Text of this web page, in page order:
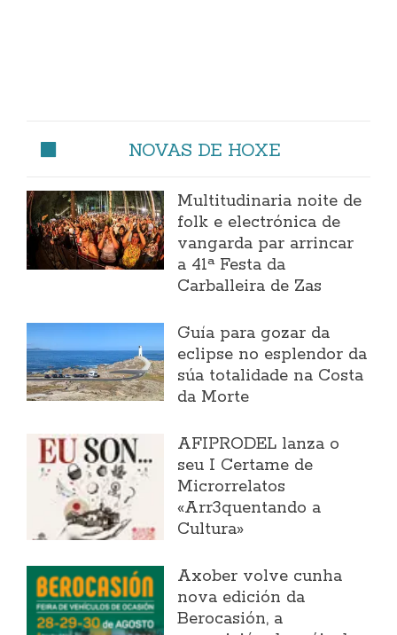
NOVAS DE HOXE
Multitudinaria noite de
folk e electrónica de
vangarda par arrincar
a 41ª Festa da
Carballeira de Zas
Guía para gozar da
eclipse no esplendor da
súa totalidade na Costa
da Morte
AFIPRODEL lanza o
seu I Certame de
Microrrelatos
«Arr3quentando a
Cultura»
Axober volve cunha
nova edición da
Berocasión, a